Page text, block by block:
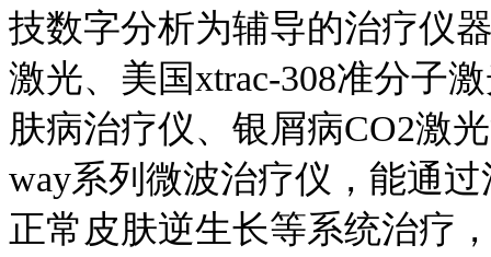
技数字分析为辅导的治疗仪
激光、美国xtrac-308准分子
肤病治疗仪、银屑病CO2激
way系列微波治疗仪，能通
正常皮肤逆生长等系统治疗